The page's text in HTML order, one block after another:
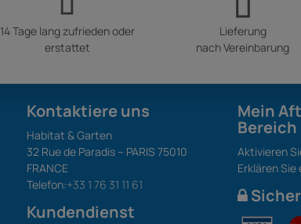
14 Tage lang zufrieden oder
erstattet
Lieferung
nach Vereinbarung
Kontaktiere uns
Habitat & Garten
32 Rue de Paradis – PARIS 75010
FRANCE
Telefon:+33 1 76 31 11 61
Kundendienst
Mein
Bereich
Aktivieren
Erklären